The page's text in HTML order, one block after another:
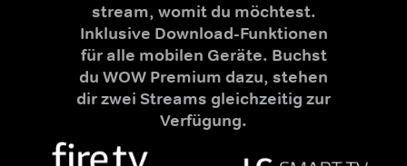
stream, womit du möchtest.
Inklusive Download-Funktionen
für alle mobilen Geräte. Buchst
du WOW Premium dazu, stehen
dir zwei Streams gleichzeitig zur
Verfügung.